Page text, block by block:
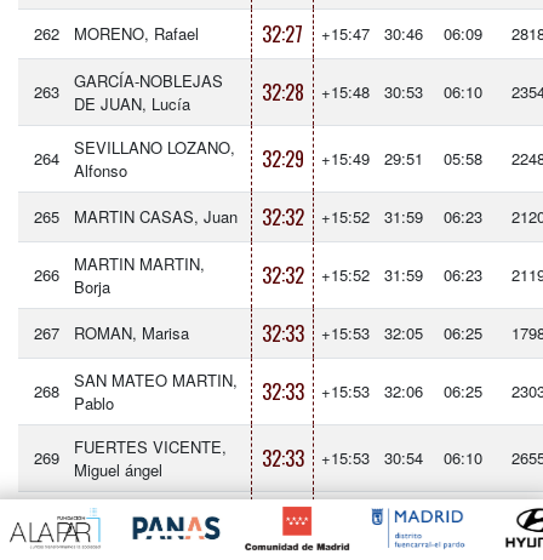
262 MORENO, Rafael 32:27 +15:47 30:46 06:09
263
GARCÍA-NOBLEJAS
DE JUAN, Lucía
32:28 +15:48 30:53 06:10
264
SEVILLANO LOZANO,
Alfonso
32:29 +15:49 29:51 05:58
265 MARTIN CASAS, Juan 32:32 +15:52 31:59 06:23
266
MARTIN MARTIN,
Borja
32:32 +15:52 31:59 06:23
267 ROMAN, Marisa 32:33 +15:53 32:05 06:25
268
SAN MATEO MARTIN,
Pablo
32:33 +15:53 32:06 06:25
269
FUERTES VICENTE,
Miguel ángel
32:33 +15:53 30:54 06:10
270
ELIASSI MARTIN,
Ariana
32:34 31:51 06:22